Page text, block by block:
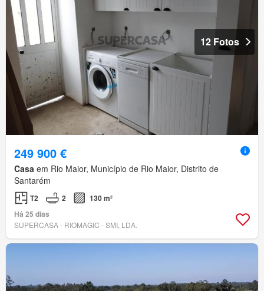
12 Fotos
249 900 €
Casa em Rio Maior, Município de Rio Maior, Distrito de
Santarém
T2 2
130 m²
Há 25 dias
SUPERCASA - RIOMAGIC - SMI, LDA.